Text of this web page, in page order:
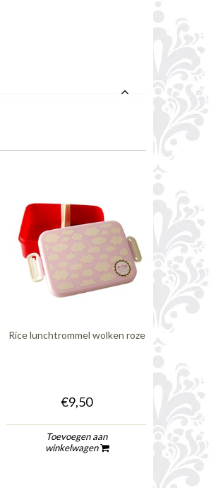
Rice lunchtrommel wolken roze
€9,50
Toevoegen aan
winkelwagen